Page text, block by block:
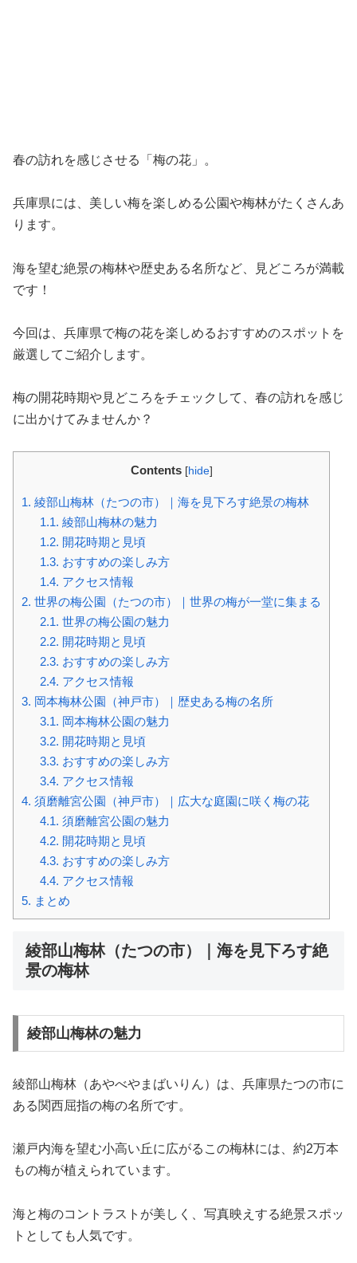
春の訪れを感じさせる「梅の花」。
兵庫県には、美しい梅を楽しめる公園や梅林がたくさんあ
ります。
海を望む絶景の梅林や歴史ある名所など、見どころが満載
です！
今回は、兵庫県で梅の花を楽しめるおすすめのスポットを
厳選してご紹介します。
梅の開花時期や見どころをチェックして、春の訪れを感じ
に出かけてみませんか？
Contents [hide]
1. 綾部山梅林（たつの市）｜海を見下ろす絶景の梅林
1.1. 綾部山梅林の魅力
1.2. 開花時期と見頃
1.3. おすすめの楽しみ方
1.4. アクセス情報
2. 世界の梅公園（たつの市）｜世界の梅が一堂に集まる
2.1. 世界の梅公園の魅力
2.2. 開花時期と見頃
2.3. おすすめの楽しみ方
2.4. アクセス情報
3. 岡本梅林公園（神戸市）｜歴史ある梅の名所
3.1. 岡本梅林公園の魅力
3.2. 開花時期と見頃
3.3. おすすめの楽しみ方
3.4. アクセス情報
4. 須磨離宮公園（神戸市）｜広大な庭園に咲く梅の花
4.1. 須磨離宮公園の魅力
4.2. 開花時期と見頃
4.3. おすすめの楽しみ方
4.4. アクセス情報
5. まとめ
綾部山梅林（たつの市）｜海を見下ろす絶
景の梅林
綾部山梅林の魅力
綾部山梅林（あやべやまばいりん）は、兵庫県たつの市に
ある関西屈指の梅の名所です。
瀬戸内海を望む小高い丘に広がるこの梅林には、約2万本
もの梅が植えられています。
海と梅のコントラストが美しく、写真映えする絶景スポッ
トとしても人気です。